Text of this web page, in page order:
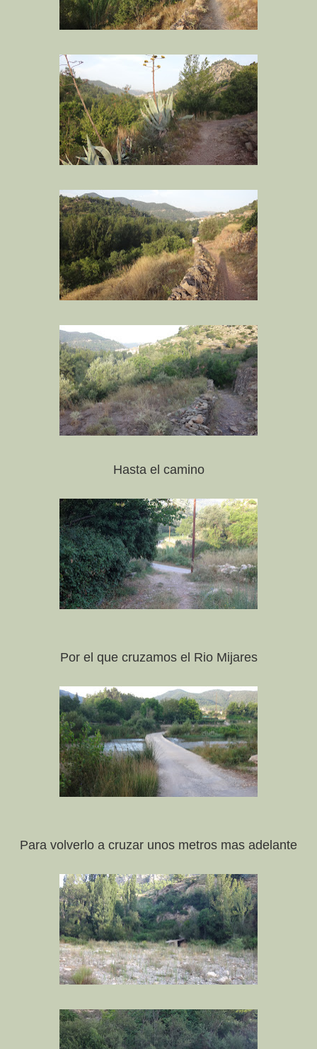
Hasta el camino
Por el que cruzamos el Rio Mijares
Para volverlo a cruzar unos metros mas adelante